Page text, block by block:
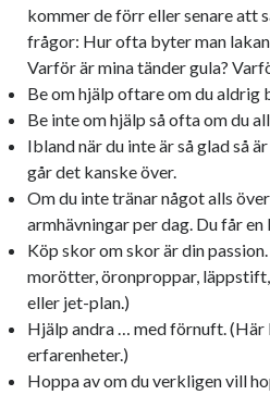
kommer de förr eller senare att
frågor: Hur ofta byter man
Varför är mina tänder gula?
Be om hjälp oftare om du aldrig
Be inte om hjälp så ofta om du
Ibland när du inte är så glad så
går det kanske över.
Om du inte tränar något alls
armhävningar per dag. Du får
Köp skor om skor är din
morötter, öronproppar,
eller jet-plan.)
Hjälp andra … med förnuft.
erfarenheter.)
Hoppa av om du verkligen vill